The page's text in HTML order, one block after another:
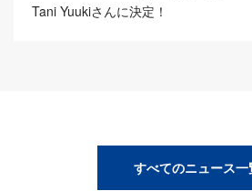
Tani Yuukiさんに決定！
すべてのニュース一